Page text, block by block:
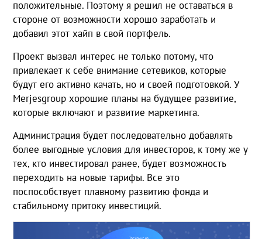
положительные. Поэтому я решил не оставаться в
стороне от возможности хорошо заработать и
добавил этот хайп в свой портфель.
Проект вызвал интерес не только потому, что
привлекает к себе внимание сетевиков, которые
будут его активно качать, но и своей подготовкой. У
Merjesgroup хорошие планы на будущее развитие,
которые включают и развитие маркетинга.
Администрация будет последовательно добавлять
более выгодные условия для инвесторов, к тому же у
тех, кто инвестировал ранее, будет возможность
переходить на новые тарифы. Все это
поспособствует плавному развитию фонда и
стабильному притоку инвестиций.